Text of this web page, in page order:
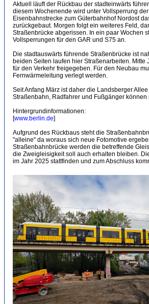
Aktuell läuft der Rückbau der stadteinwärts
diesem Wochenende wird unter Vollsperrung
Eisenbahnstrecke zum Güterbahnhof Nordost
zurückgebaut. Morgen folgt ein weiteres Feld,
Straßenbrücke abgerissen. In ein paar Wochen
Vollsperrungen für den GAR und S75 an.
Die stadtauswärts führende Straßenbrücke ist
beiden Seiten laufen hier Straßenarbeiten. Mitte
für den Verkehr freigegeben. Für den Neubau
Fernwärmeleitung verlegt werden.
Seit Anfang März ist daher die Landsberger
Straßenbahn, Radfahrer und Fußgänger können
Hintergrundinformationen:
[www.berlin.de]
Aufgrund des Rückbaus steht die
"alleine" da woraus sich neue Fotomotive
Straßenbahnbrücke werden die betreffende
die Zweigleisigkeit soll auch erhalten bleiben.
im Jahr 2025 stattfinden und zum Abschluss